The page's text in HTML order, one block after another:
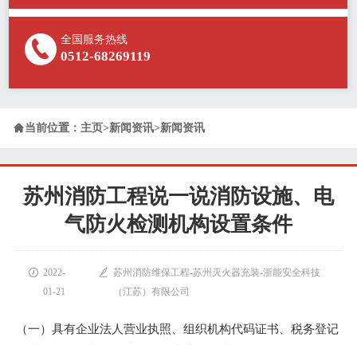
全国服务热线
0512-68269119
当前位置： 主页>新闻资讯>新闻资讯
苏州消防工程说一说消防设施、电
气防火检测机构设置条件
 2022-
01-21
 苏州消防维保工程-苏州灭火器充装-浙能安全科技
（江苏）有限公司
（一）具有企业法人营业执照、组织机构代码证书、税务登记